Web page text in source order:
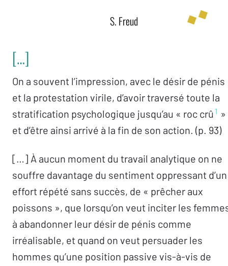
S. Freud
[…]
On a souvent l’impression, avec le désir de pénis
et la protestation virile, d’avoir traversé toute la
stratification psychologique jusqu’au « roc crû 1 »
et d’être ainsi arrivé à la fin de son action. (p. 93)
[…] À aucun moment du travail analytique on ne
souffre davantage du sentiment oppressant d’un
effort répété sans succès, de « prêcher aux
poissons », que lorsqu’on veut inciter les
à abandonner leur désir de pénis comme
irréalisable, et quand on veut persuader les
hommes qu’une position passive vis-à-vis de